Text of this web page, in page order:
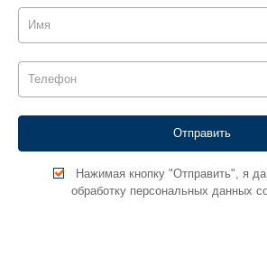
Нажимая кнопку "Отправить", я
обработку персональных данных